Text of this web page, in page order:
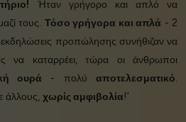
Ήταν γρήγορο και απλό να
τους. Τόσο γρήγορα και απλά - 2
προπώλησης συνήθιζαν να
να καταρρέει, τώρα οι άνθρωποι
ουρά - πολύαποτελεσματικό.
άλλους, χωρίς αμφιβολία!’